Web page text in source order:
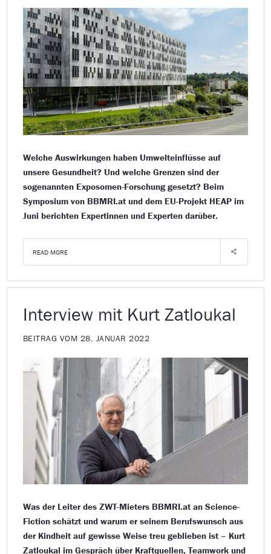
Welche Auswirkungen haben Umwelteinflüsse auf
unsere Gesundheit? Und welche Grenzen sind der
sogenannten Exposomen-Forschung gesetzt? Beim
Symposium von BBMRI.at und dem EU-Projekt HEAP im
Juni berichten Expertinnen und Experten darüber.
READ MORE
Interview mit Kurt Zatloukal
BEITRAG VOM 28. JANUAR 2022
Was der Leiter des ZWT-Mieters BBMRI.at an Science-
Fiction schätzt und warum er seinem Berufswunsch aus
der Kindheit auf gewisse Weise treu geblieben ist – Kurt
Zatloukal im Gespräch über Kraftquellen, Teamwork und